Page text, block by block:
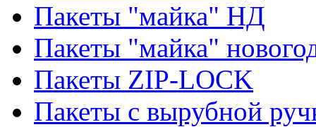
Пакеты "майка" НД
Пакеты "майка"
Пакеты ZIP-LOCK
Пакеты с вырубной